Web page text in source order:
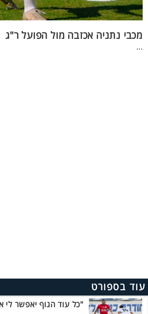
מכבי נתניה אכזבה מול הפועל ר"ג
...
עוד בספורט
"כל עוד הגוף יאפשר לי